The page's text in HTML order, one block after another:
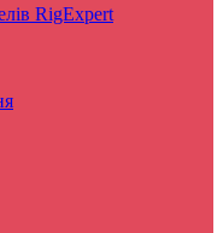
RigExpert